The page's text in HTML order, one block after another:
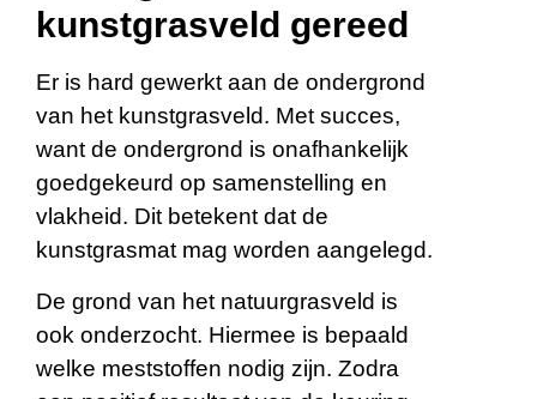
kunstgrasveld gereed
Er is hard gewerkt aan de ondergrond
van het kunstgrasveld. Met succes,
want de ondergrond is onafhankelijk
goedgekeurd op samenstelling en
vlakheid. Dit betekent dat de
kunstgrasmat mag worden aangelegd.
De grond van het natuurgrasveld is
ook onderzocht. Hiermee is bepaald
welke meststoffen nodig zijn. Zodra